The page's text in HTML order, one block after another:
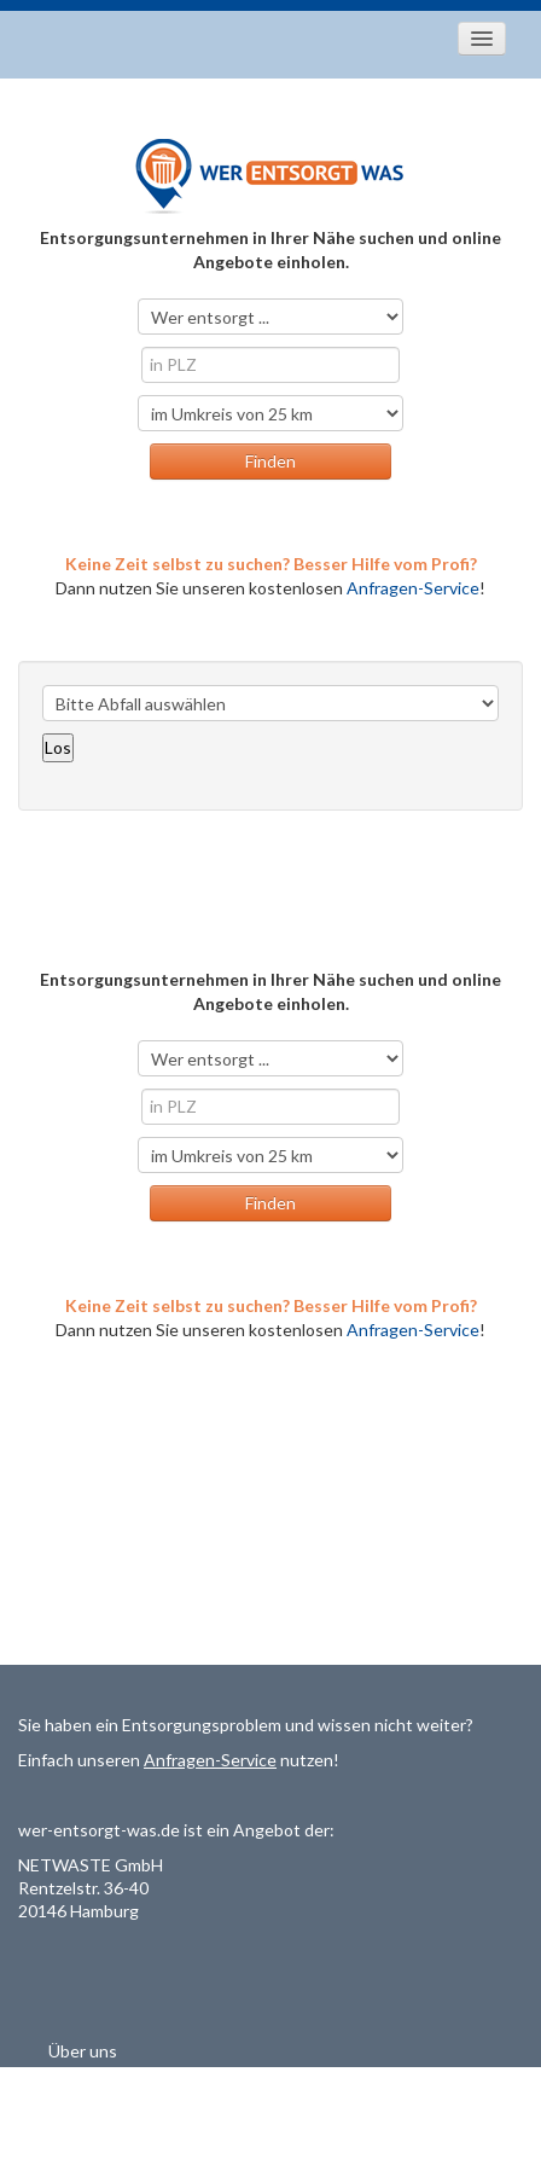
Entsorgungstipps
Über uns
Entsorgungsunternehmen in Ihrer Nähe suchen und online
Angebote einholen.
Keine Zeit selbst zu suchen? Besser Hilfe vom Profi?
Dann nutzen Sie unseren kostenlosen Anfragen-Service!
Entsorgungsunternehmen in Ihrer Nähe suchen und online
Angebote einholen.
Keine Zeit selbst zu suchen? Besser Hilfe vom Profi?
Dann nutzen Sie unseren kostenlosen Anfragen-Service!
Sie haben ein Entsorgungsproblem und wissen nicht weiter?
Einfach unseren Anfragen-Servicenutzen!
wer-entsorgt-was.de ist ein Angebot der:
NETWASTE GmbH
Rentzelstr. 36-40
20146 Hamburg
Über uns